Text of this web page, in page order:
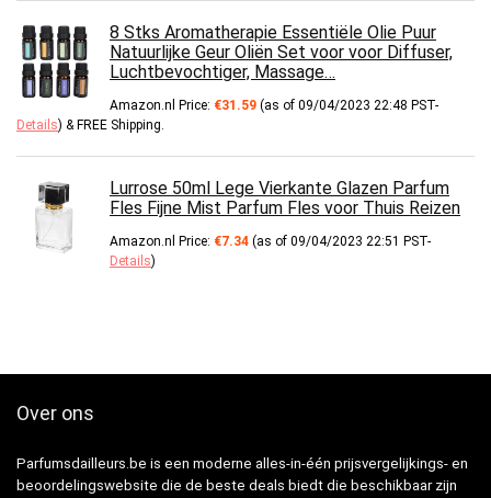
8 Stks Aromatherapie Essentiële Olie Puur
Natuurlijke Geur Oliën Set voor voor Diffuser,
Luchtbevochtiger, Massage…
Amazon.nl Price: €31.59 (as of 09/04/2023 22:48 PST-
Details) & FREE Shipping.
Lurrose 50ml Lege Vierkante Glazen Parfum
Fles Fijne Mist Parfum Fles voor Thuis Reizen
Amazon.nl Price: €7.34 (as of 09/04/2023 22:51 PST-
Details)
Over ons
Parfumsdailleurs.be is een moderne alles-in-één prijsvergelijkings- en
beoordelingswebsite die de beste deals biedt die beschikbaar zijn